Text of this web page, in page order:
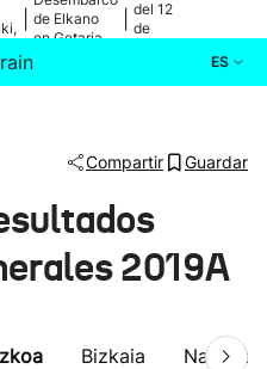
de Elkano
en Getaria
del 12
de
ES
Compartir Guardar
2019A
Bizkaia Navarra